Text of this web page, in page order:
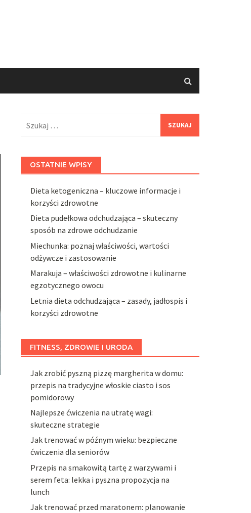
OSTATNIE WPISY
Dieta ketogeniczna – kluczowe informacje i
korzyści zdrowotne
Dieta pudełkowa odchudzająca – skuteczny
sposób na zdrowe odchudzanie
Miechunka: poznaj właściwości, wartości
odżywcze i zastosowanie
Marakuja – właściwości zdrowotne i kulinarne
egzotycznego owocu
Letnia dieta odchudzająca – zasady, jadłospis i
korzyści zdrowotne
FITNESS, ZDROWIE I URODA
Jak zrobić pyszną pizzę margherita w domu:
przepis na tradycyjne włoskie ciasto i sos
pomidorowy
Najlepsze ćwiczenia na utratę wagi:
skuteczne strategie
Jak trenować w późnym wieku: bezpieczne
ćwiczenia dla seniorów
Przepis na smakowitą tartę z warzywami i
serem feta: lekka i pyszna propozycja na
lunch
Jak trenować przed maratonem: planowanie